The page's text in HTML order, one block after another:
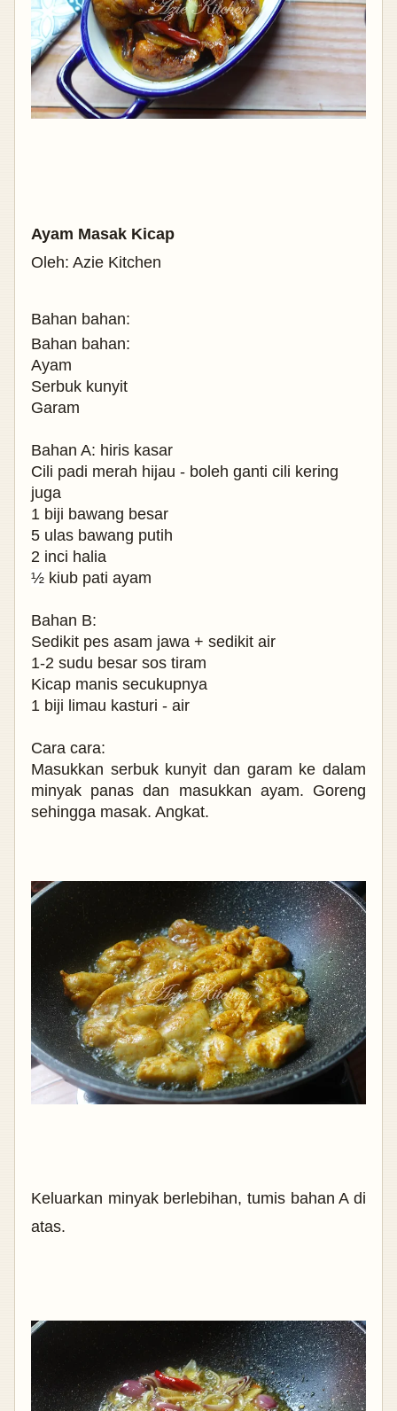
Ayam Masak Kicap
Oleh: Azie Kitchen
Bahan bahan:
Bahan bahan:
Ayam
Serbuk kunyit
Garam
Bahan A: hiris kasar
Cili padi merah hijau - boleh ganti cili kering
juga
1 biji bawang besar
5 ulas bawang putih
2 inci halia
½ kiub pati ayam
Bahan B:
Sedikit pes asam jawa + sedikit air
1-2 sudu besar sos tiram
Kicap manis secukupnya
1 biji limau kasturi - air
Cara cara:
Masukkan serbuk kunyit dan garam ke dalam
minyak panas dan masukkan ayam. Goreng
sehingga masak. Angkat.
Keluarkan minyak berlebihan, tumis bahan A di
atas.